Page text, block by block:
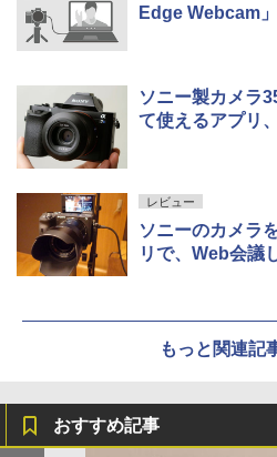
Edge Webcam
ソニー製カメラ
て使えるアプリ
レビュー
ソニーのカメラ
リで、Web会議
もっと関連記
おすすめ記事